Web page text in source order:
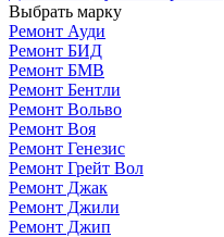
Выбрать марку
Ремонт Ауди
Ремонт БИД
Ремонт БМВ
Ремонт Бентли
Ремонт Вольво
Ремонт Воя
Ремонт Генезис
Ремонт Грейт Вол
Ремонт Джак
Ремонт Джили
Ремонт Джип